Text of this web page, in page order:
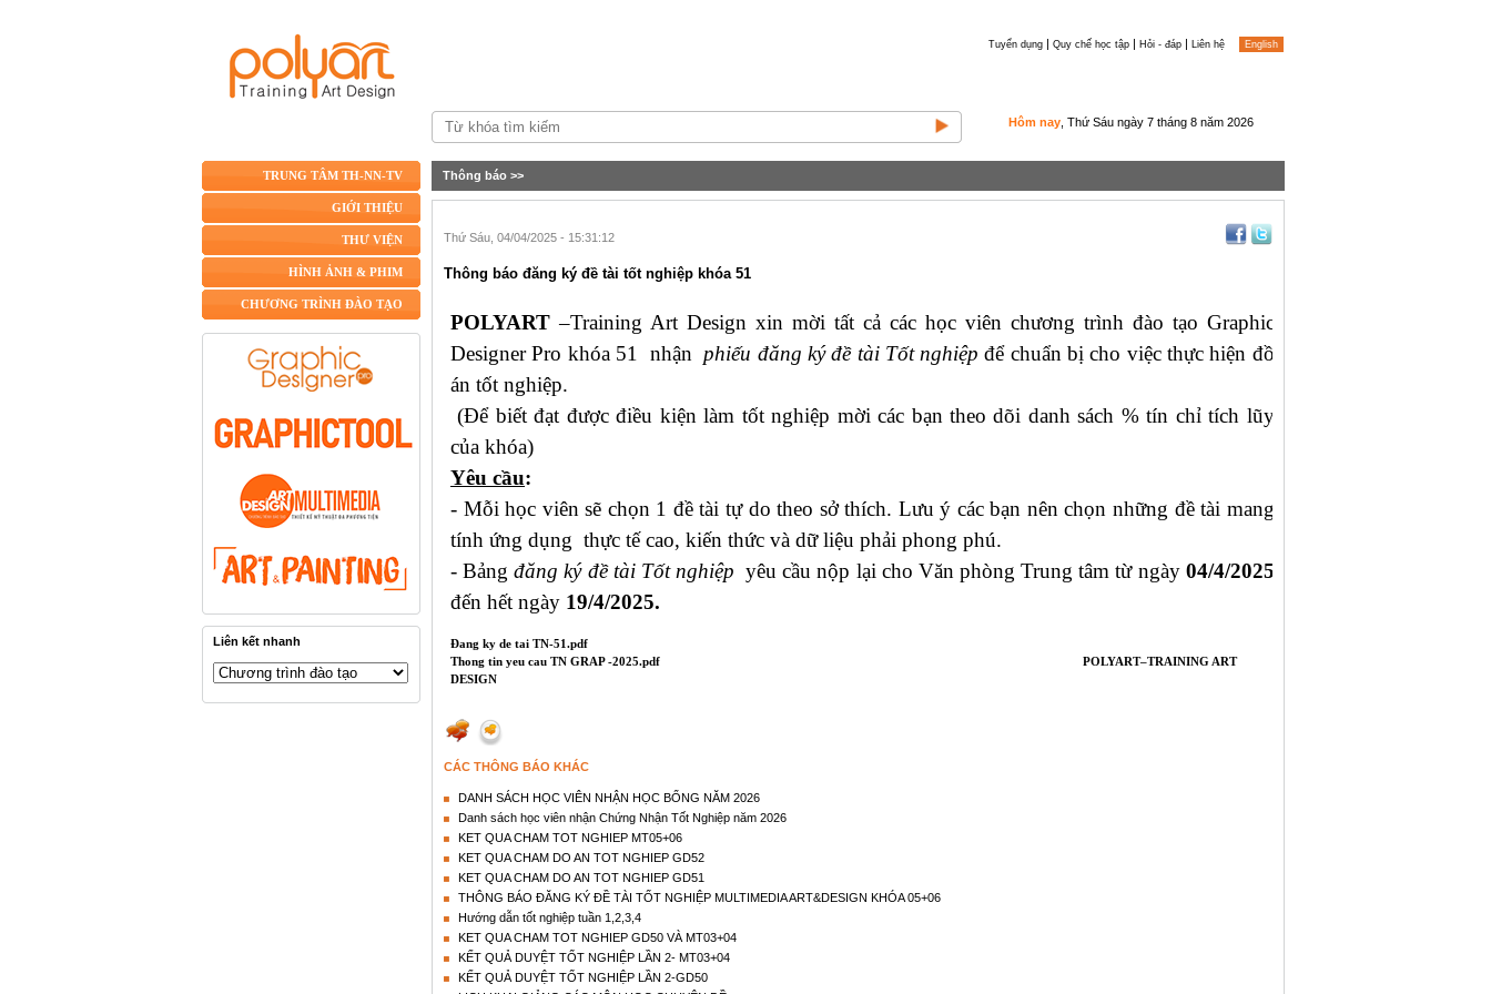
Tuyển dụng | Quy chế học tập | Hỏi - đáp | Liên hệ English
Hôm nay, Thứ Sáu ngày 7 tháng 8 năm 2026
TRUNG TÂM TH-NN-TV
GIỚI THIỆU
THƯ VIỆN
HÌNH ẢNH & PHIM
CHƯƠNG TRÌNH ĐÀO TẠO
Liên kết nhanh
Thông báo >>
Thứ Sáu, 04/04/2025 - 15:31:12
Thông báo đăng ký đề tài tốt nghiệp khóa 51
POLYART –Training Art Design xin mời tất cả các học viên chương trình đào tạo Graphic
Designer Pro khóa 51
nhận phiếu đăng ký đề tài Tốt nghiệpđể chuẩn bị cho việc thực hiện đồ
án tốt nghiệp.
(Để biết đạt được điều kiện làm tốt nghiệp mời các bạn theo dõi danh sách % tín chỉ tích lũy
của khóa)
Yêu cầu:
- Mỗi học viên sẽ chọn 1 đề tài tự do theo sở thích. Lưu ý các bạn nên chọn những đề tài mang
tính ứng dụng thực tế cao, kiến thức và dữ liệu phải phong phú.
- Bảngđăng ký đề tài Tốt nghiệp yêu cầu nộp lại cho Văn phòng Trung tâm từ ngày 04/4/2025
đến hết ngày 19/4/2025.
Đang ky de tai TN-51.pdf
Thong tin yeu cau TN GRAP -2025.pdf POLYART–TRAINING ART
DESIGN
CÁC THÔNG BÁO KHÁC
DANH SÁCH HỌC VIÊN NHẬN HỌC BỔNG NĂM 2026
Danh sách học viên nhận Chứng Nhận Tốt Nghiệp năm 2026
KET QUA CHAM TOT NGHIEP MT05+06
KET QUA CHAM DO AN TOT NGHIEP GD52
KET QUA CHAM DO AN TOT NGHIEP GD51
THÔNG BÁO ĐĂNG KÝ ĐỀ TÀI TỐT NGHIỆP MULTIMEDIA ART&DESIGN KHÓA 05+06
Hướng dẫn tốt nghiệp tuần 1,2,3,4
KET QUA CHAM TOT NGHIEP GD50 VÀ MT03+04
KẾT QUẢ DUYỆT TỐT NGHIỆP LẦN 2- MT03+04
KẾT QUẢ DUYỆT TỐT NGHIỆP LẦN 2-GD50